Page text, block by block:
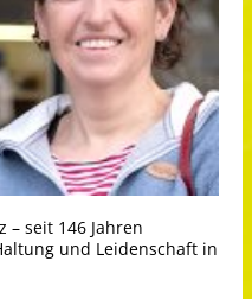
– seit 146 Jahren
und Leidenschaft in